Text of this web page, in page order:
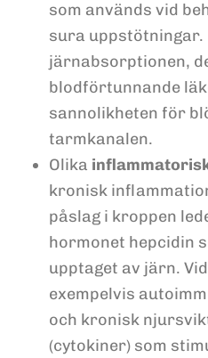
som används vid
sura uppstötningar.
järnabsorptionen,
blodförtunnande
sannolikheten för
tarmkanalen.
Olika
kronisk
påslag i kroppen
hormonet hepcidin
upptaget av järn.
exempelvis
och kronisk
(cytokiner) som